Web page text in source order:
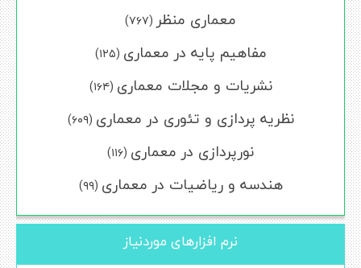
معماری منظر (۷۶۷)
مفاهیم پایه در معماری (۱۲۵)
نشریات و مجلات معماری (۱۶۴)
نظریه پردازی و تئوری در معماری (۶۰۹)
نورپردازی در معماری (۱۱۶)
هندسه و ریاضیات در معماری (۹۹)
نرم افزارهای موردنیاز